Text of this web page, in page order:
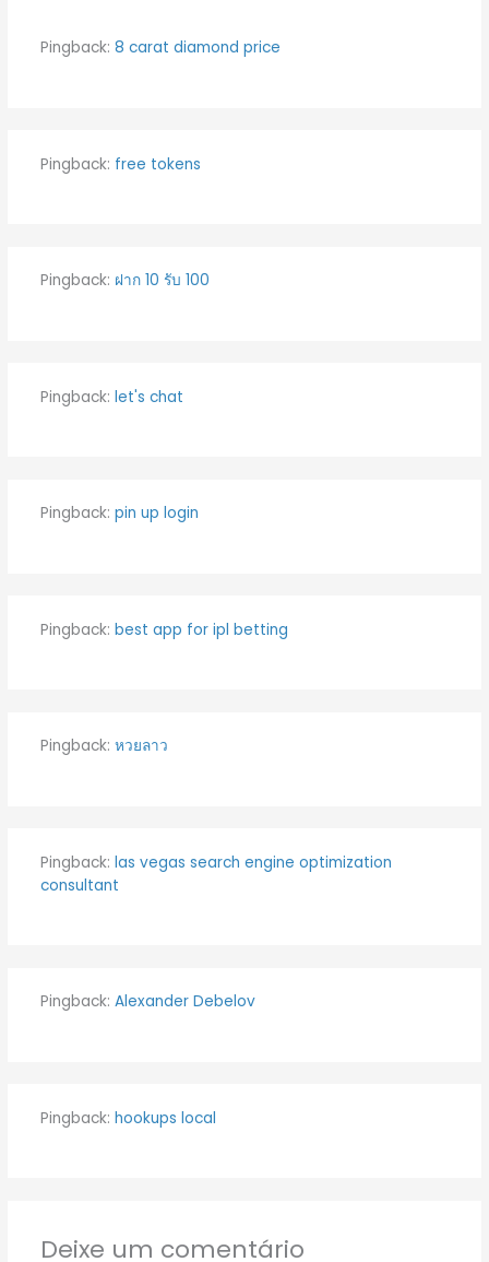
Pingback: 8 carat diamond price
Pingback: free tokens
Pingback: ฝาก 10 รับ 100
Pingback: let's chat
Pingback: pin up login
Pingback: best app for ipl betting
Pingback: หวยลาว
Pingback: las vegas search engine optimization
consultant
Pingback: Alexander Debelov
Pingback: hookups local
Deixe um comentário